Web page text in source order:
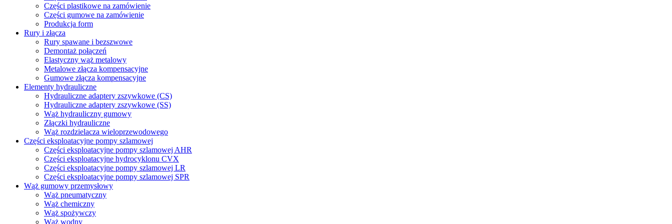
Części plastikowe na zamówienie
Części gumowe na zamówienie
Produkcja form
Rury i złącza
Rury spawane i bezszwowe
Demontaż połączeń
Elastyczny wąż metalowy
Metalowe złącza kompensacyjne
Gumowe złącza kompensacyjne
Elementy hydrauliczne
Hydrauliczne adaptery zszywkowe (CS)
Hydrauliczne adaptery zszywkowe (SS)
Wąż hydrauliczny gumowy
Złączki hydrauliczne
Wąż rozdzielacza wieloprzewodowego
Części eksploatacyjne pompy szlamowej
Części eksploatacyjne pompy szlamowej AHR
Części eksploatacyjne hydrocyklonu CVX
Części eksploatacyjne pompy szlamowej LR
Części eksploatacyjne pompy szlamowej SPR
Wąż gumowy przemysłowy
Wąż pneumatyczny
Wąż chemiczny
Wąż spożywczy
Wąż wodny